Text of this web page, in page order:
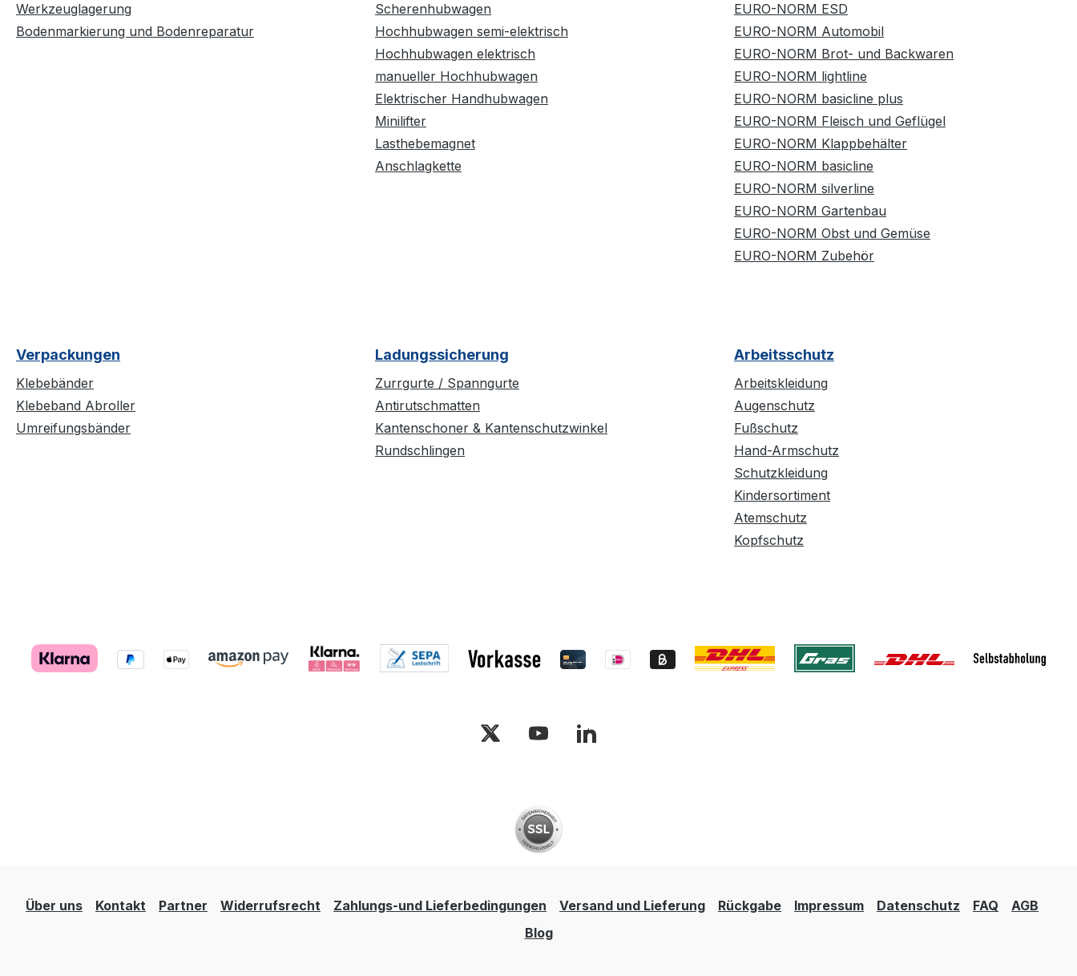
Werkzeuglagerung
Bodenmarkierung und Bodenreparatur
Scherenhubwagen
Hochhubwagen semi-elektrisch
Hochhubwagen elektrisch
manueller Hochhubwagen
Elektrischer Handhubwagen
Minilifter
Lasthebemagnet
Anschlagkette
EURO-NORM ESD
EURO-NORM Automobil
EURO-NORM Brot- und Backwaren
EURO-NORM lightline
EURO-NORM basicline plus
EURO-NORM Fleisch und Geflügel
EURO-NORM Klappbehälter
EURO-NORM basicline
EURO-NORM silverline
EURO-NORM Gartenbau
EURO-NORM Obst und Gemüse
EURO-NORM Zubehör
Verpackungen
Klebebänder
Klebeband Abroller
Umreifungsbänder
Ladungssicherung
Zurrgurte / Spanngurte
Antirutschmatten
Kantenschoner & Kantenschutzwinkel
Rundschlingen
Arbeitsschutz
Arbeitskleidung
Augenschutz
Fußschutz
Hand-Armschutz
Schutzkleidung
Kindersortiment
Atemschutz
Kopfschutz
Über uns Kontakt Partner Widerrufsrecht Zahlungs-und Lieferbedingungen Versand und Lieferung Rückgabe Impressum Datenschutz FAQ
AGB
Blog